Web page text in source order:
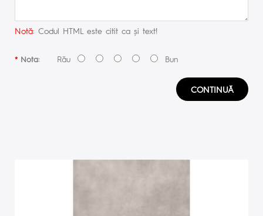
Notă: Codul HTML este citit ca şi text!
Nota:Rău Bun
CONTINUĂ